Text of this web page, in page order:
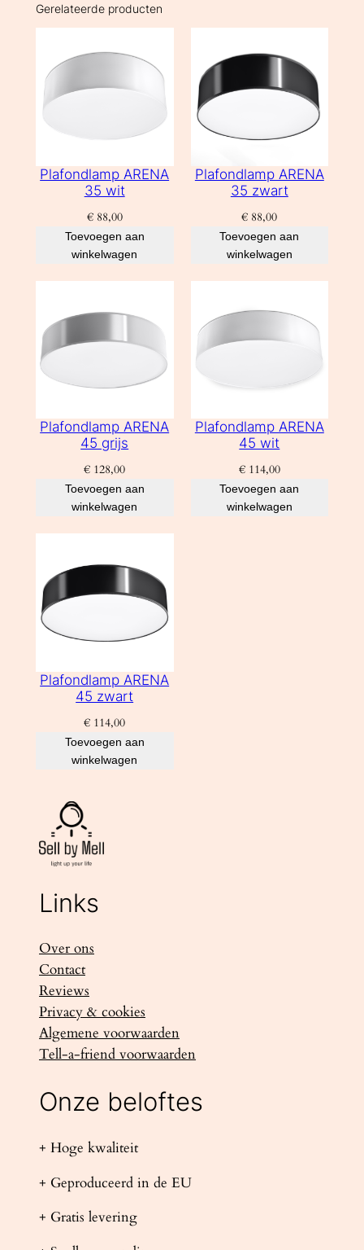
Gerelateerde producten
Plafondlamp ARENA
35 wit
€88,00
Toevoegen aan
winkelwagen
Plafondlamp ARENA
35 zwart
€ 88,00
Toevoegen aan
winkelwagen
Plafondlamp ARENA
45 grijs
€ 128,00
Toevoegen aan
winkelwagen
Plafondlamp ARENA
45 wit
€114,00
Toevoegen aan
winkelwagen
Plafondlamp ARENA
45 zwart
€ 114,00
Toevoegen aan
winkelwagen
Links
Over ons
Contact
Reviews
Privacy & cookies
Algemene voorwaarden
Tell-a-friend voorwaarden
Onze beloftes
+ Hoge kwaliteit
+ Geproduceerd in de EU
+ Gratis levering